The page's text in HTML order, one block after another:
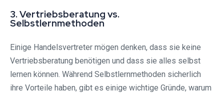
3. Vertriebsberatung vs.
Selbstlernmethoden
Einige Handelsvertreter mögen denken, dass sie keine
Vertriebsberatung benötigen und dass sie alles selbst
lernen können. Während Selbstlernmethoden sicherlich
ihre Vorteile haben, gibt es einige wichtige Gründe, warum